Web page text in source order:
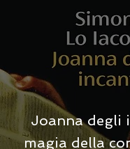
Joanna degli
magia della